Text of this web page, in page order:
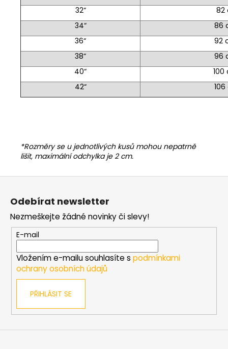
32“
82
34“
86
36“
92
38“
96
40“
42“
*Rozměry se u jednotlivých kusů mohou nepatrně
lišit, maximální odchylka je 2 cm.
Odebírat newsletter
Nezmeškejte žádné novinky či slevy!
E-mail
Vložením e-mailu souhlasíte s podmínkami
ochrany osobních údajů
PŘIHLÁSIT SE